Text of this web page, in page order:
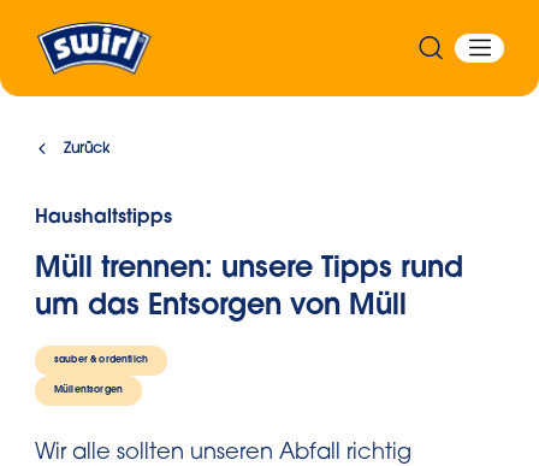
Zurück
Haushaltstipps
Müll trennen: unsere Tipps rund
um das Entsorgen von Müll
sauber & ordentlich
Müllentsorgen
Wir alle sollten unseren Abfall richtig